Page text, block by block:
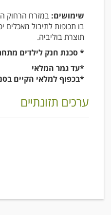
שימושים: במזרח הרחוק
בו תכופות לתיבול מאכלים
תוצרת בוליביה.
* סכנת חנק לילדים
*עד גמר המלאי
*בכפוף למלאי הקיים
ערכים תזונתיים